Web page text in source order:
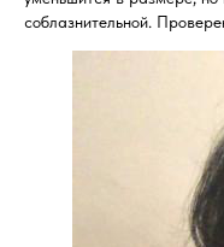
соблазнительной.